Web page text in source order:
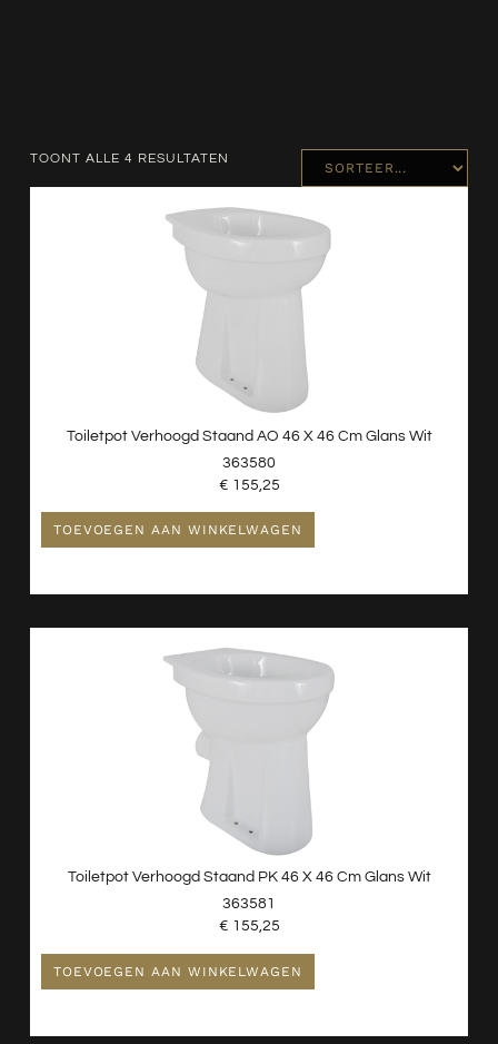
TOONT ALLE 4 RESULTATEN
Toiletpot Verhoogd Staand AO 46 X 46 Cm Glans Wit
363580
€ 155,25
TOEVOEGEN AAN WINKELWAGEN
Toiletpot Verhoogd Staand PK 46 X 46 Cm Glans Wit
363581
€ 155,25
TOEVOEGEN AAN WINKELWAGEN